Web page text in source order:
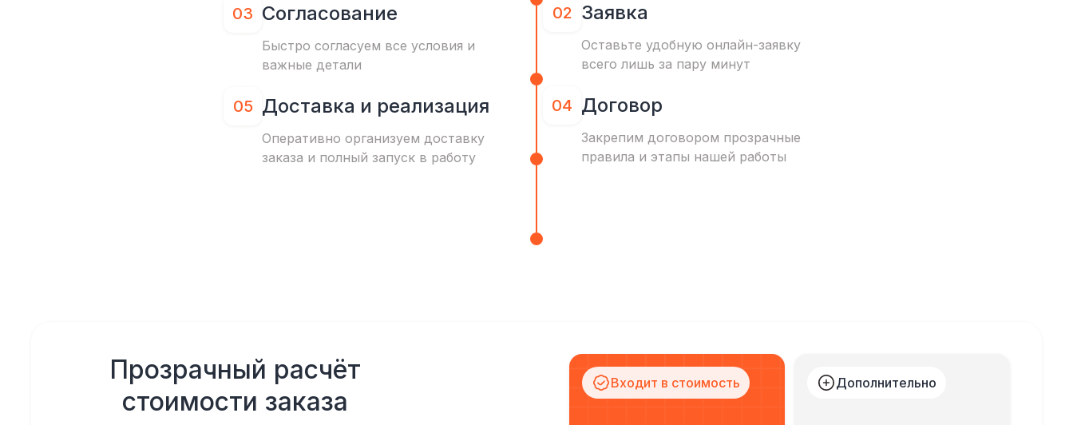
03 Согласование
Быстро согласуем все условия и
важные детали
05 Доставка и реализация
Оперативно организуем доставку
заказа и полный запуск в работу
02 Заявка
Оставьте удобную онлайн-заявку
всего лишь за пару минут
04 Договор
Закрепим договором прозрачные
правила и этапы нашей работы
Прозрачный расчёт
стоимости заказа
Входит в стоимость Дополнительно